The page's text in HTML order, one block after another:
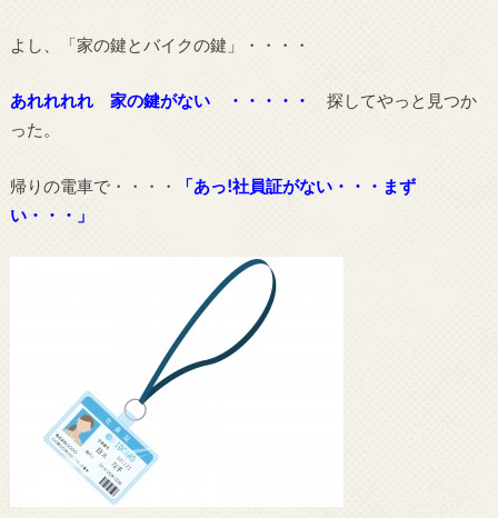
よし、「家の鍵とバイクの鍵」・・・・
あれれれれ 家の鍵がない ・・・・・ 探してやっと見つか
った。
帰りの電車で・・・・
「あっ!社員証がない・・・まず
い・・・」